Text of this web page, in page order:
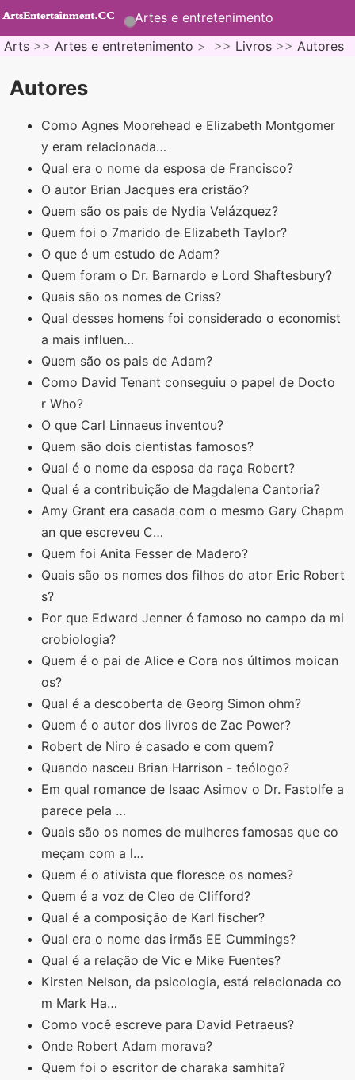
Artes e entretenimento
Arts >> Artes e entretenimento > >> Livros >> Autores
Autores
Como Agnes Moorehead e Elizabeth Montgomer
y eram relacionada…
Qual era o nome da esposa de Francisco?
O autor Brian Jacques era cristão?
Quem são os pais de Nydia Velázquez?
Quem foi o 7marido de Elizabeth Taylor?
O que é um estudo de Adam?
Quem foram o Dr. Barnardo e Lord Shaftesbury?
Quais são os nomes de Criss?
Qual desses homens foi considerado o economist
a mais influen…
Quem são os pais de Adam?
Como David Tenant conseguiu o papel de Docto
r Who?
O que Carl Linnaeus inventou?
Quem são dois cientistas famosos?
Qual é o nome da esposa da raça Robert?
Qual é a contribuição de Magdalena Cantoria?
Amy Grant era casada com o mesmo Gary Chapm
an que escreveu C…
Quem foi Anita Fesser de Madero?
Quais são os nomes dos filhos do ator Eric Robert
s?
Por que Edward Jenner é famoso no campo da mi
crobiologia?
Quem é o pai de Alice e Cora nos últimos moican
os?
Qual é a descoberta de Georg Simon ohm?
Quem é o autor dos livros de Zac Power?
Robert de Niro é casado e com quem?
Quando nasceu Brian Harrison - teólogo?
Em qual romance de Isaac Asimov o Dr. Fastolfe a
parece pela …
Quais são os nomes de mulheres famosas que co
meçam com a l…
Quem é o ativista que floresce os nomes?
Quem é a voz de Cleo de Clifford?
Qual é a composição de Karl fischer?
Qual era o nome das irmãs EE Cummings?
Qual é a relação de Vic e Mike Fuentes?
Kirsten Nelson, da psicologia, está relacionada co
m Mark Ha…
Como você escreve para David Petraeus?
Onde Robert Adam morava?
Quem foi o escritor de charaka samhita?